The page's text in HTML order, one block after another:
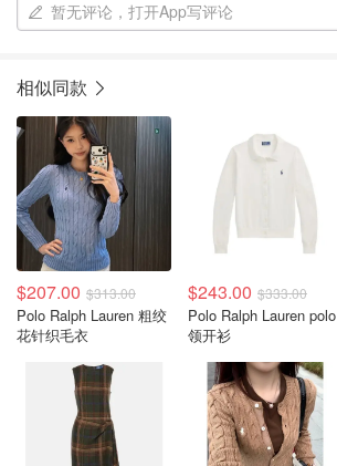
暂无评论，打开App写评论
相似同款
$207.00 $313.00
Polo Ralph Lauren 粗绞
花针织毛衣
$243.00 $333.00
Polo Ralph Lauren polo
领开衫